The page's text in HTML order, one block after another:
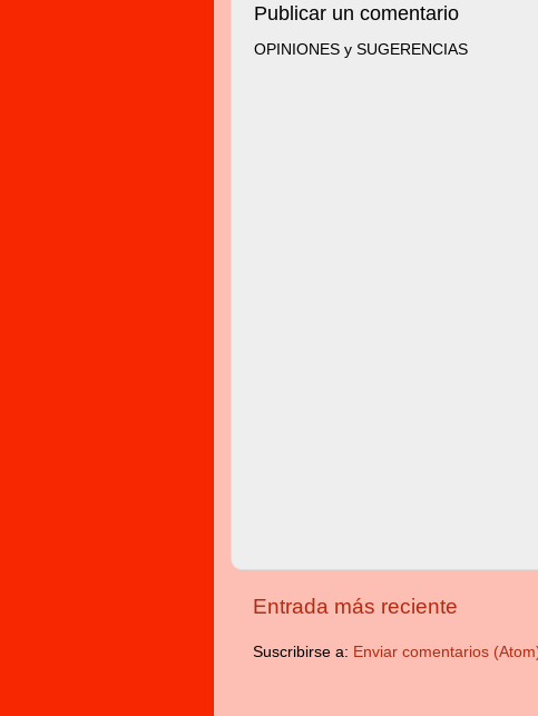
Publicar un comentario
OPINIONES y SUGERENCIAS
Entrada más reciente
Suscribirse a: Enviar comentarios